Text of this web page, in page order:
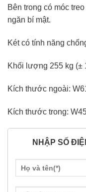
Bên trong có móc
ngăn bí mật.
Két có tính năng
Khối lượng 255 kg (±
Kích thước ngoài:
Kích thước trong:
NHẬP SỐ